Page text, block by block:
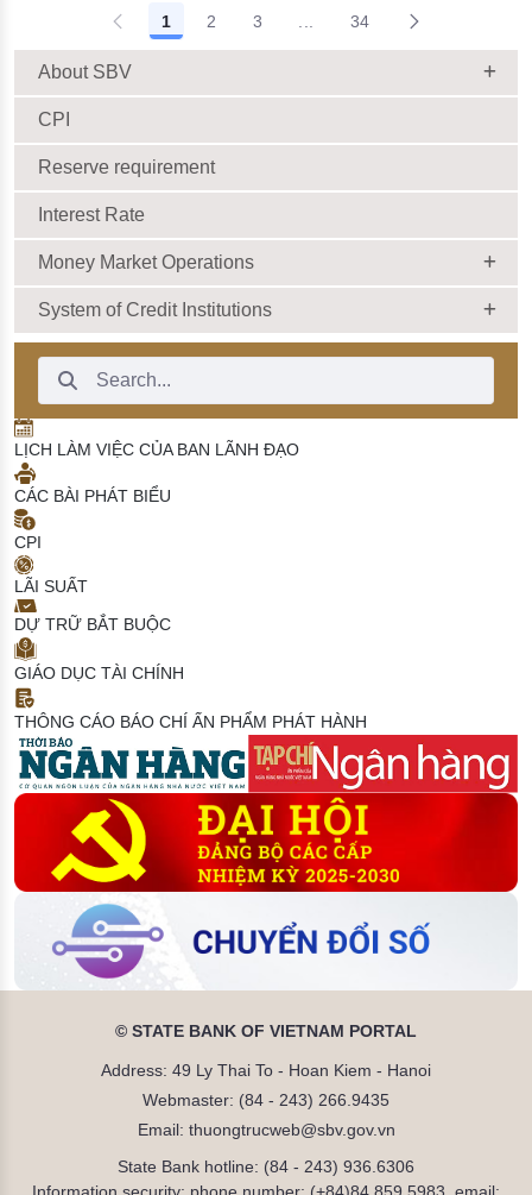
lãnh cho người không cư trú
18/06/2026 | 15:57:00
định về chế độ báo cáo định
kỳ NHNN Việt Nam
1 2 3 Intermediate Pages Use
34
About SBV
CPI
Reserve requirement
Interest Rate
Money Market Operations
System of Credit Institutions
Search Bar
LỊCH LÀM VIỆC CỦA BAN LÃNH ĐẠO
CÁC BÀI PHÁT BIỂU
CPI
LÃI SUẤT
DỰ TRỮ BẮT BUỘC
GIÁO DỤC TÀI CHÍNH
THÔNG CÁO BÁO CHÍ ẤN PHẨM PHÁT HÀNH
© STATE BANK OF VIETNAM PORTAL
Address: 49 Ly Thai To - Hoan Kiem - Hanoi
Webmaster: (84 - 243) 266.9435
Email: thuongtrucweb@sbv.gov.vn
State Bank hotline: (84 - 243) 936.6306